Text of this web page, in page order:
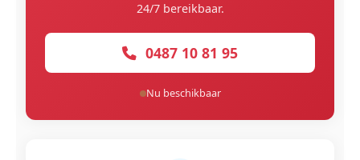
24/7 bereikbaar.
0487 10 81 95
Nu beschikbaar